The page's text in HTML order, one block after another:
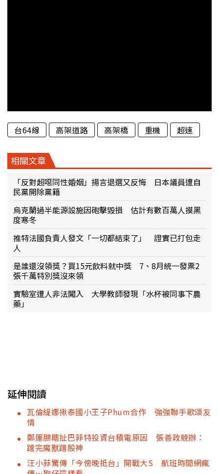
台64線 高架道路 高架橋 重機 超速
相關文章
「反對超噁同性婚姻」揚言退選又反悔 日本議員遭自
民黨開除黨籍
烏克蘭過半能源設施因砲擊毀損 估計有數百萬人摸黑
度寒冬
推特法國負責人發文「一切都結束了」 證實已打包走
人
是誰還沒領獎？買15元飲料就中獎 7、8月統一發票2
張千萬特別獎沒來領
實驗室遭人非法闖入 大學教師發現「水杯被同事下農
藥」
延伸閱讀
瓦倫緹娜揪泰國小王子Phum合作 強強聯手歌頌友
情
鄭運鵬瞎扯巴菲特投資台積電原因 張善政競辦：
蹭完魔獸蹭股神
汪小菲驚傳「今傍晚抵台」開戰大S 航班時間網瘋